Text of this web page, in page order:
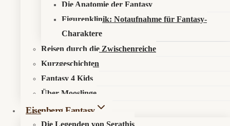
Die Anatomie der Fantasy
Figurenklinik: Notaufnahme für Fantasy-
Charaktere
Reisen durch die Zwischenreiche
Kurzgeschichten
Fantasy 4 Kids
Über Mooslinge
Eisenberg Fantasy
Die Legenden von Serathis
Exact matches only